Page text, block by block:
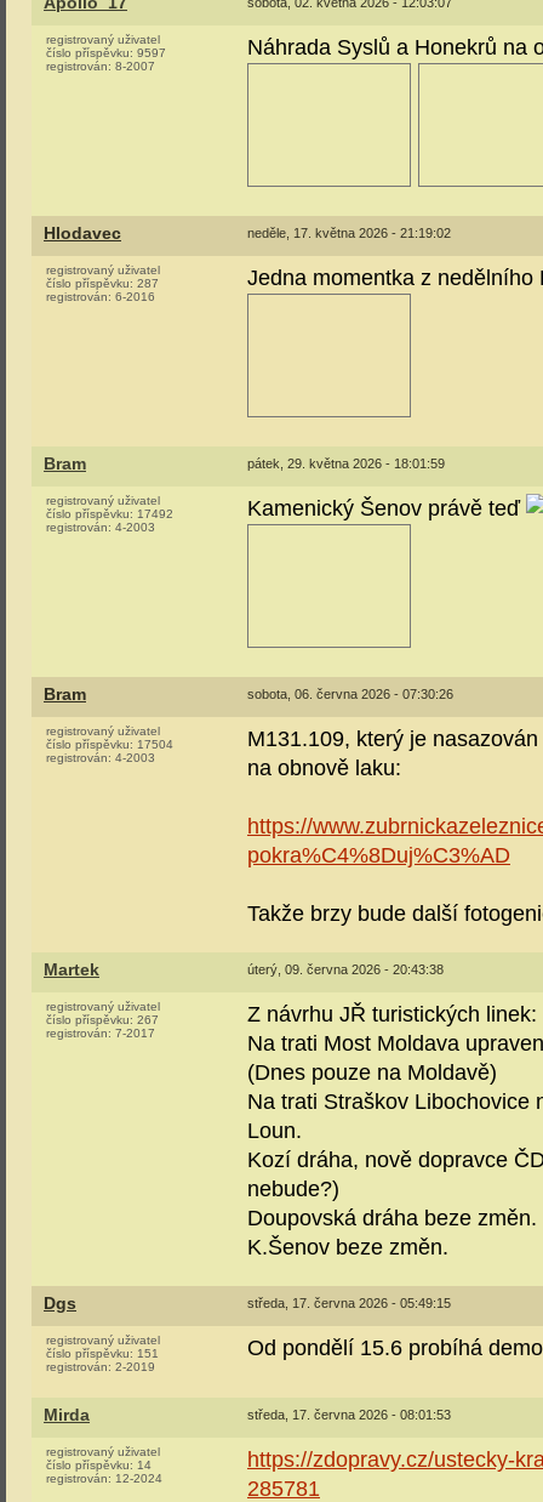
registrovaný uživatel
číslo příspěvku: 9597
registrován: 8-2007
Náhrada Syslů a Honekrů na
Hlodavec neděle, 17. května 2026 - 21:19:02
registrovaný uživatel
číslo příspěvku: 287
registrován: 6-2016
Jedna momentka z nedělního
Bram pátek, 29. května 2026 - 18:01:59
registrovaný uživatel
číslo příspěvku: 17492
registrován: 4-2003
Kamenický Šenov právě teď
Bram sobota, 06. června 2026 - 07:30:26
registrovaný uživatel
číslo příspěvku: 17504
registrován: 4-2003
M131.109, který je
na obnově laku:
https://
pokra%C4%8Duj%C3%AD
Takže brzy bude další
Martek úterý, 09. června 2026 - 20:43:38
registrovaný uživatel
číslo příspěvku: 267
registrován: 7-2017
Z návrhu JŘ turistických linek:
Na trati Most Moldava
(Dnes pouze na Moldavě)
Na trati Straškov Libochovice
Loun.
Kozí dráha, nově dopravce
nebude?)
Doupovská dráha beze změn.
K.Šenov beze změn.
Dgs středa, 17. června 2026 - 05:49:15
registrovaný uživatel
číslo příspěvku: 151
registrován: 2-2019
Od pondělí 15.6 probíhá
Mirda středa, 17. června 2026 - 08:01:53
registrovaný uživatel
číslo příspěvku: 14
registrován: 12-2024
https://zdopravy.cz/ustecky-
285781